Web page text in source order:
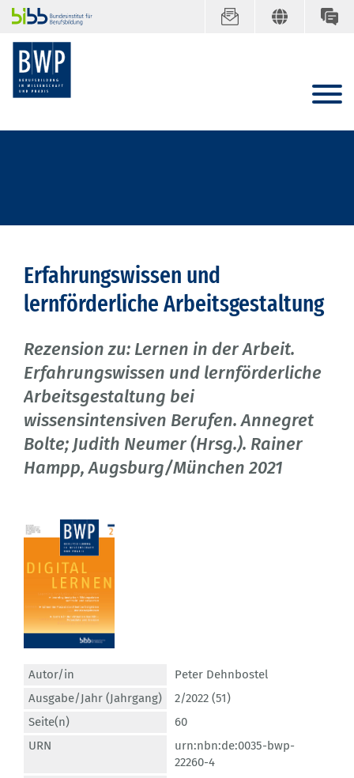
Erfahrungswissen und
lernförderliche Arbeitsgestaltung
Rezension zu: Lernen in der Arbeit.
Erfahrungswissen und lernförderliche
Arbeitsgestaltung bei
wissensintensiven Berufen. Annegret
Bolte; Judith Neumer (Hrsg.). Rainer
Hampp, Augsburg/München 2021
Autor/in
Peter Dehnbostel
Ausgabe/Jahr (Jahrgang)
2/2022 (51)
Seite(n)
60
URN
urn:nbn:de:0035-bwp-
22260-4